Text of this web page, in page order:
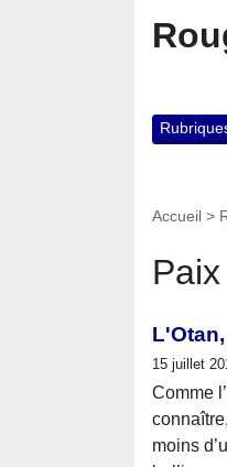
Accueil >
15 juillet
Comme
moins